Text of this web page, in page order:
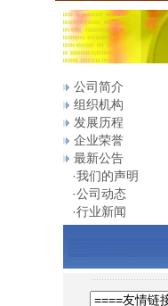
公司简介
组织机构
发展历程
企业荣誉
最新公告
·我们的声明
·公司动态
·行业新闻